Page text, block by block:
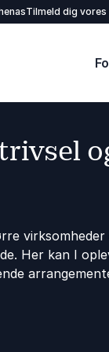
Tilmeld dig
virksomheder
Her kan I